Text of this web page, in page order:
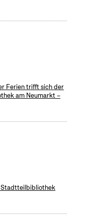
Ferien trifft sich der
am Neumarkt –
Stadtteilbibliothek